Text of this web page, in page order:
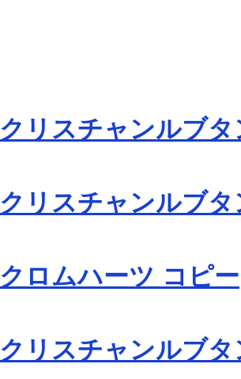
クリスチャンルブ
クリスチャンルブ
クロムハーツ コピー
クリスチャンルブ